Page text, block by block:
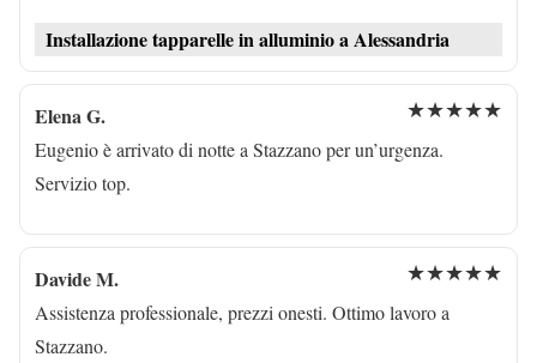
Installazione tapparelle in alluminio a Alessandria
Elena G. ★★★★★
Eugenio è arrivato di notte a Stazzano per un’urgenza.
Servizio top.
Davide M. ★★★★★
Assistenza professionale, prezzi onesti. Ottimo lavoro a
Stazzano.